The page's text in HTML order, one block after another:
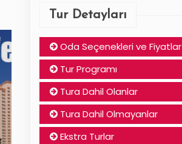
Tur Detayları
Oda Seçenekleri ve Fiyatlar
Tur Programı
Tura Dahil Olanlar
Tura Dahil Olmayanlar
Ekstra Turlar